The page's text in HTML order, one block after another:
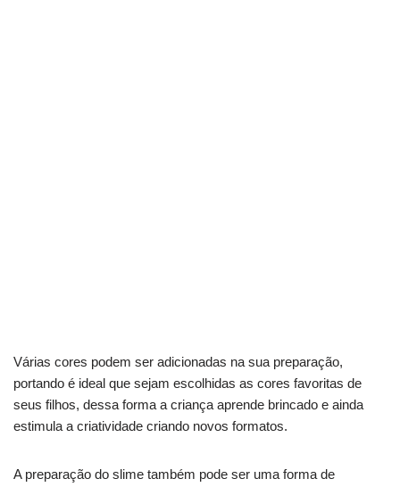
Várias cores podem ser adicionadas na sua preparação,
portando é ideal que sejam escolhidas as cores favoritas de
seus filhos, dessa forma a criança aprende brincado e ainda
estimula a criatividade criando novos formatos.
A preparação do slime também pode ser uma forma de